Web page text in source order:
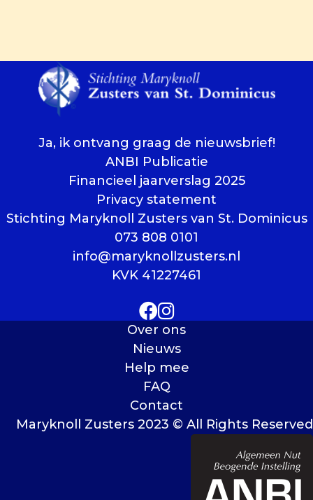
Ja, ik ontvang graag de nieuwsbrief!
ANBI Publicatie
Financieel jaarverslag 2025
Privacy statement
Stichting Maryknoll Zusters van St. Dominicus
073 808 0101
info@maryknollzusters.nl
KVK 41227461
Over ons
Nieuws
Help mee
FAQ
Contact
Maryknoll Zusters 2023 © All Rights Reserved